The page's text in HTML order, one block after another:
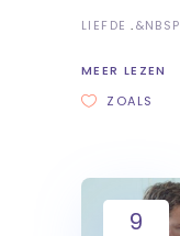
LIEFDE &NBSP
MEER LEZEN
ZOALS
9